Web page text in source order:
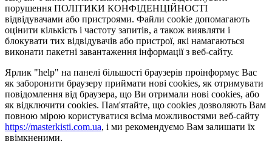
порушення ПОЛІТИКИ КОНФІДЕНЦІЙНОСТІ
відвідувачами або пристроями. Файли cookie допомагають
оцінити кількість і частоту запитів, а також виявляти і
блокувати тих відвідувачів або пристрої, які намагаються
виконати пакетні завантаження інформації з веб-сайту.
Ярлик "help" на панелі більшості браузерів проінформує Вас
як заборонити браузеру приймати нові cookies, як отримувати
повідомлення від браузера, що Ви отримали нові cookies, або
як відключити cookies. Пам'ятайте, що cookies дозволяють Вам
повною мірою користуватися всіма можливостями веб-сайту
https://masterkisti.com.ua, і ми рекомендуємо Вам залишати їх
ввімкненими.